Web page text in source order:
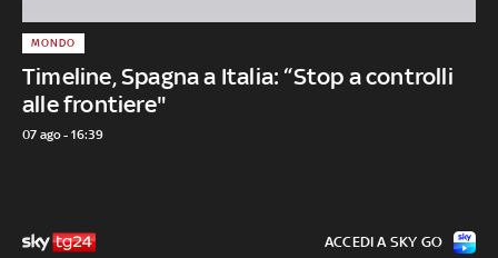
Timeline, Spagna a Italia: “Stop a controlli
alle frontiere"
MONDO
07 ago - 16:39
ACCEDI A SKY GO